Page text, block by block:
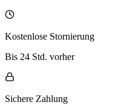
Kostenlose Stornierung
Bis 24 Std. vorher
Sichere Zahlung